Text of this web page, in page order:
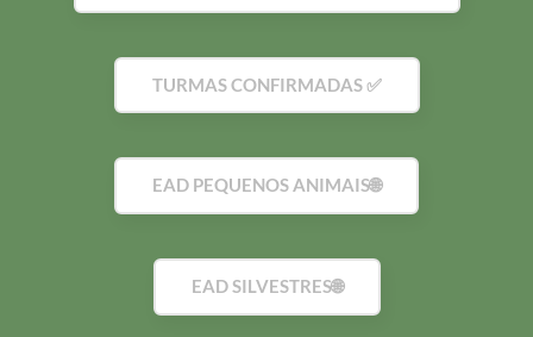
TURMAS CONFIRMADAS ✅
EAD PEQUENOS ANIMAIS🌐
EAD SILVESTRES🌐